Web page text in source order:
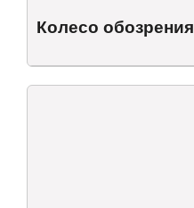
Колесо обозрения